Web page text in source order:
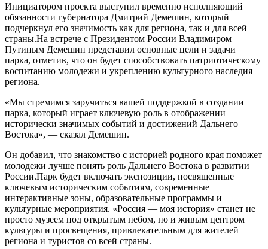
Инициатором проекта выступил временно исполняющий
обязанности губернатора Дмитрий Демешин, который
подчеркнул его значимость как для региона, так и для всей
страны.На встрече с Президентом России Владимиром
Путиным Демешин представил основные цели и задачи
парка, отметив, что он будет способствовать патриотическому
воспитанию молодежи и укреплению культурного наследия
региона.
«Мы стремимся заручиться вашей поддержкой в создании
парка, который играет ключевую роль в отображении
исторически значимых событий и достижений Дальнего
Востока», — сказал Демешин.
Он добавил, что знакомство с историей родного края поможет
молодежи лучше понять роль Дальнего Востока в развитии
России.Парк будет включать экспозиции, посвященные
ключевым историческим событиям, современные
интерактивные зоны, образовательные программы и
культурные мероприятия. «Россия — моя история» станет не
просто музеем под открытым небом, но и живым центром
культуры и просвещения, привлекательным для жителей
региона и туристов со всей страны.